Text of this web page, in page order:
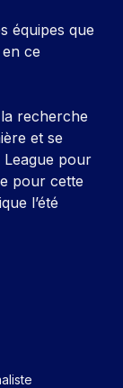
équipes que
ce
recherche
et se
League pour
pour cette
l’été